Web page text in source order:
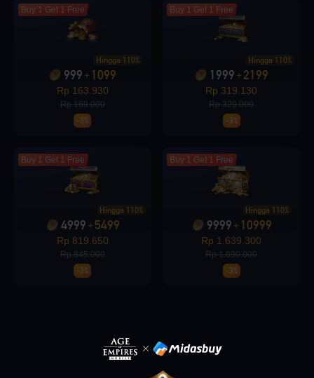
Loading...
Loading...
Loading...
Buy 1 Get 1 Free
999 + 1099
Hingga 110%
Rp 163.930
Rp 169.000
-3%
Buy 1 Get 1 Free
1999 +2199
Hingga 110%
Rp 319.130
Rp 329.000
-3%
Buy 1 Get 1 Free
4999 +5499
Hingga 110%
Rp 819.650
Rp 845.000
-3%
Buy 1 Get 1 Free
9999 + 10999
Hingga 110%
Rp 1.639.300
Rp 1.690.000
-3%